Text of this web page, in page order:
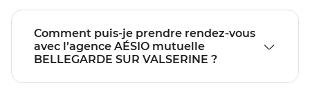
Comment puis-je prendre rendez-vous
avec l’agence AÉSIO mutuelle
BELLEGARDE SUR VALSERINE ?